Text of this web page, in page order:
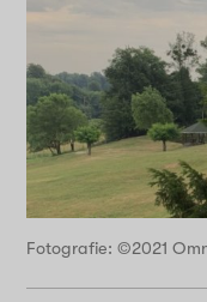
Fotografie: ©2021